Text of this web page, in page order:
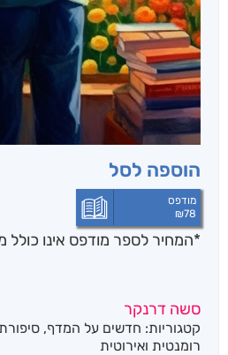
הוספה לסל
מודפס
₪78
*המחיר לספר מודפס אינו כולל
סשה דרנקר
קטגוריות: חדשים על המדף,
רומנטית ואירוטית